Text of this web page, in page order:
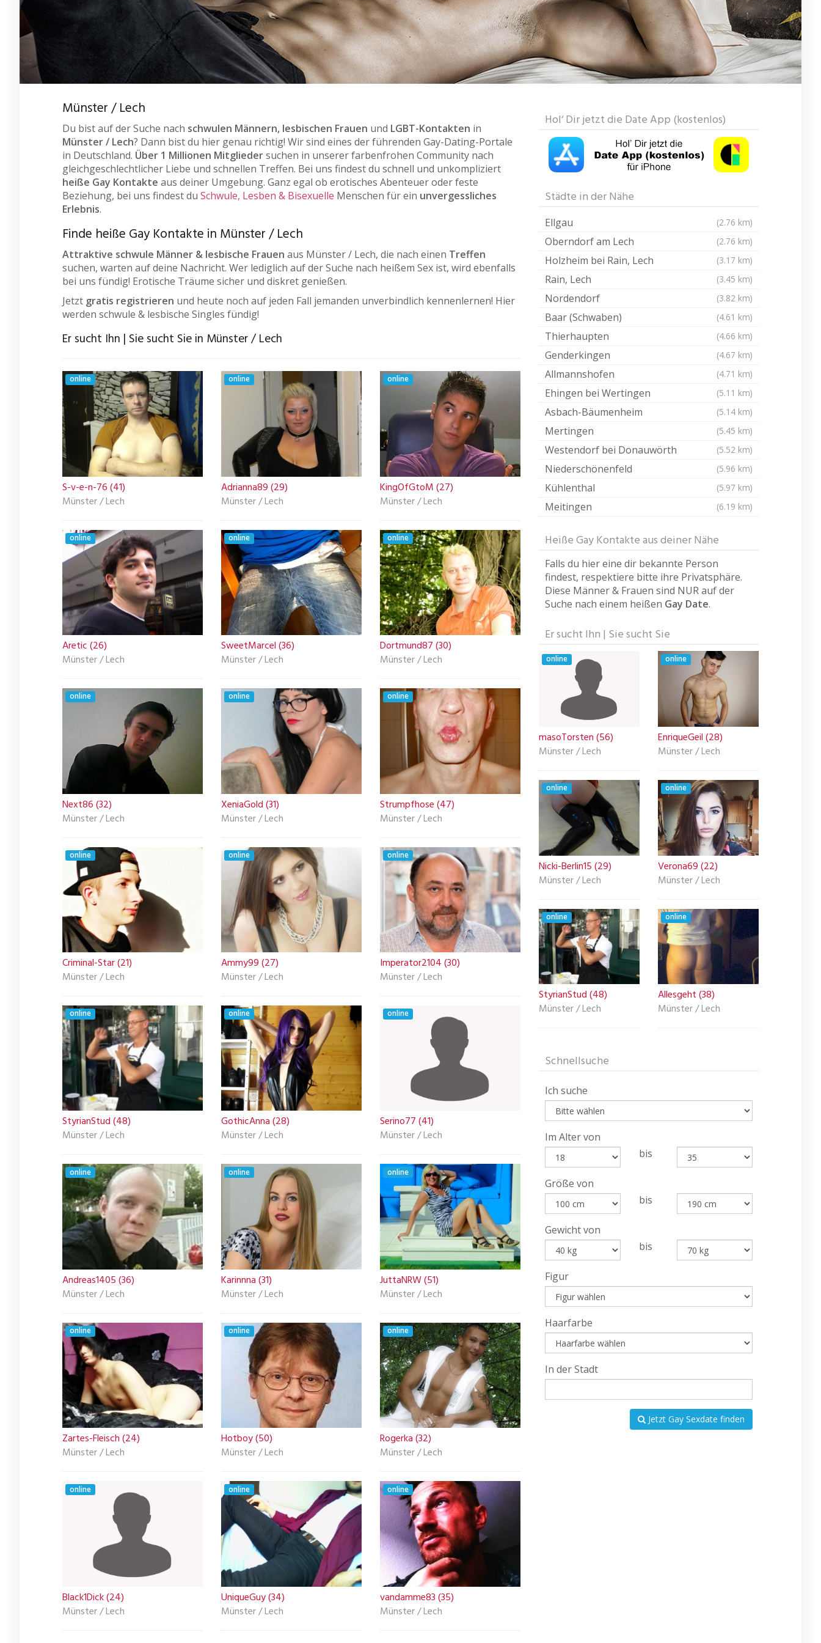
Münster / Lech
Du bist auf der Suche nach schwulen Männern, lesbischen Frauen und LGBT-Kontakten in
Münster / Lech? Dann bist du hier genau richtig! Wir sind eines der führenden Gay-Dating-Portale
in Deutschland. Über 1 Millionen Mitgliedersuchen in unserer farbenfrohen Community nach
gleichgeschlechtlicher Liebe und schnellen Treffen. Bei uns findest du schnell und unkompliziert
heiße Gay Kontakte aus deiner Umgebung. Ganz egal ob erotisches Abenteuer oder feste
Beziehung, bei uns findest du Schwule, Lesben & Bisexuelle Menschen für ein unvergessliches
Erlebnis.
Finde heiße Gay Kontakte in Münster / Lech
Attraktive schwule Männer & lesbische Frauen aus Münster / Lech, die nach einen Treffen
suchen, warten auf deine Nachricht. Wer lediglich auf der Suche nach heißem Sex ist, wird ebenfalls
bei uns fündig! Erotische Träume sicher und diskret genießen.
Jetzt gratis registrieren und heute noch auf jeden Fall jemanden unverbindlich kennenlernen! Hier
werden schwule & lesbische Singles fündig!
Er sucht Ihn | Sie sucht Sie in Münster / Lech
online
S-v-e-n-76 (41)
Münster / Lech
online
Adrianna89 (29)
Münster / Lech
online
KingOfGtoM (27)
Münster / Lech
online
Aretic (26)
Münster / Lech
online
SweetMarcel (36)
Münster / Lech
online
Dortmund87 (30)
Münster / Lech
online
Next86 (32)
Münster / Lech
online
XeniaGold (31)
Münster / Lech
online
Strumpfhose (47)
Münster / Lech
online
Criminal-Star (21)
Münster / Lech
online
Ammy99 (27)
Münster / Lech
online
Imperator2104 (30)
Münster / Lech
online
StyrianStud (48)
Münster / Lech
online
GothicAnna (28)
Münster / Lech
online
Serino77 (41)
Münster / Lech
online
Andreas1405 (36)
Münster / Lech
online
Karinnna (31)
Münster / Lech
online
JuttaNRW (51)
Münster / Lech
online
Zartes-Fleisch (24)
Münster / Lech
online
Hotboy (50)
Münster / Lech
online
Rogerka (32)
Münster / Lech
online
Black1Dick (24)
Münster / Lech
online
UniqueGuy (34)
Münster / Lech
online
vandamme83 (35)
Münster / Lech
Hol‘ Dir jetzt die Date App (kostenlos)
Städte in der Nähe
Ellgau (2.76 km)
Oberndorf am Lech (2.76 km)
Holzheim bei Rain, Lech (3.17 km)
Rain, Lech (3.45 km)
Nordendorf (3.82 km)
Baar (Schwaben) (4.61 km)
Thierhaupten (4.66 km)
Genderkingen (4.67 km)
Allmannshofen (4.71 km)
Ehingen bei Wertingen (5.11 km)
Asbach-Bäumenheim (5.14 km)
Mertingen (5.45 km)
Westendorf bei Donauwörth (5.52 km)
Niederschönenfeld (5.96 km)
Kühlenthal (5.97 km)
Meitingen (6.19 km)
Heiße Gay Kontakte aus deiner Nähe
Falls du hier eine dir bekannte Person
findest, respektiere bitte ihre Privatsphäre.
Diese Männer & Frauen sind NUR auf der
Suche nach einem heißen Gay Date.
Er sucht Ihn | Sie sucht Sie
online
masoTorsten (56)
Münster / Lech
online
EnriqueGeil (28)
Münster / Lech
online
Nicki-Berlin15 (29)
Münster / Lech
online
Verona69 (22)
Münster / Lech
online
StyrianStud (48)
Münster / Lech
online
Allesgeht (38)
Münster / Lech
Schnellsuche
Ich suche
Im Alter von
bis
Größe von
bis
Gewicht von
bis
Figur
Haarfarbe
In der Stadt
Jetzt Gay Sexdate finden